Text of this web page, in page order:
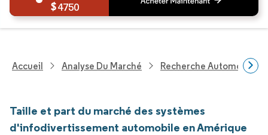
4750
Accueil Analyse Du Marché Recherche Automobile
Taille et part du marché des systèmes
d'infodivertissement automobile en Amérique